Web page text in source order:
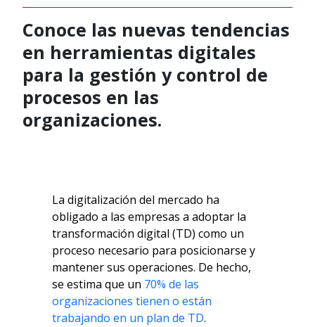
Conoce las nuevas tendencias
en herramientas digitales
para la gestión y control de
procesos en las
organizaciones.
La digitalización del mercado ha
obligado a las empresas a adoptar la
transformación digital (TD) como un
proceso necesario para posicionarse y
mantener sus operaciones. De hecho,
se estima que un 70% de las
organizaciones tienen o están
trabajando en un plan de TD.